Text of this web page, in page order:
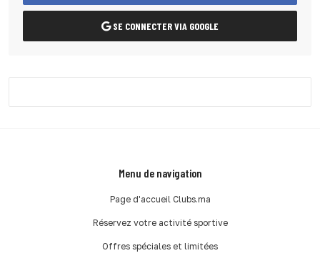
SE CONNECTER VIA GOOGLE
Menu de navigation
Page d'accueil Clubs.ma
Réservez votre activité sportive
Offres spéciales et limitées